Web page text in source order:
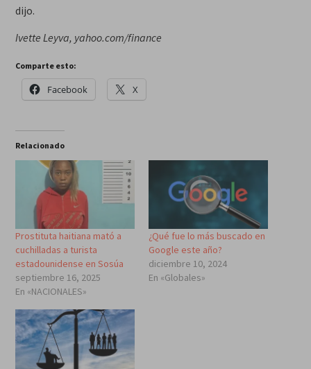
dijo.
Ivette Leyva, yahoo.com/finance
Comparte esto:
Facebook X
Relacionado
Prostituta haitiana mató a
cuchilladas a turista
estadounidense en Sosúa
septiembre 16, 2025
En «NACIONALES»
¿Qué fue lo más buscado en
Google este año?
diciembre 10, 2024
En «Globales»